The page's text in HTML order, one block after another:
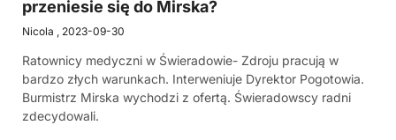
przeniesie się do Mirska?
Nicola 2023-09-30
Ratownicy medyczni w Świeradowie- Zdroju pracują w
bardzo złych warunkach. Interweniuje Dyrektor Pogotowia.
Burmistrz Mirska wychodzi z ofertą. Świeradowscy radni
zdecydowali.